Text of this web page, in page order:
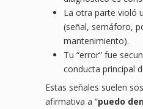
La otra parte violó
(señal, semáforo,
mantenimiento).
Tu “error” fue
conducta principal
Estas señales suelen
afirmativa a “puedo